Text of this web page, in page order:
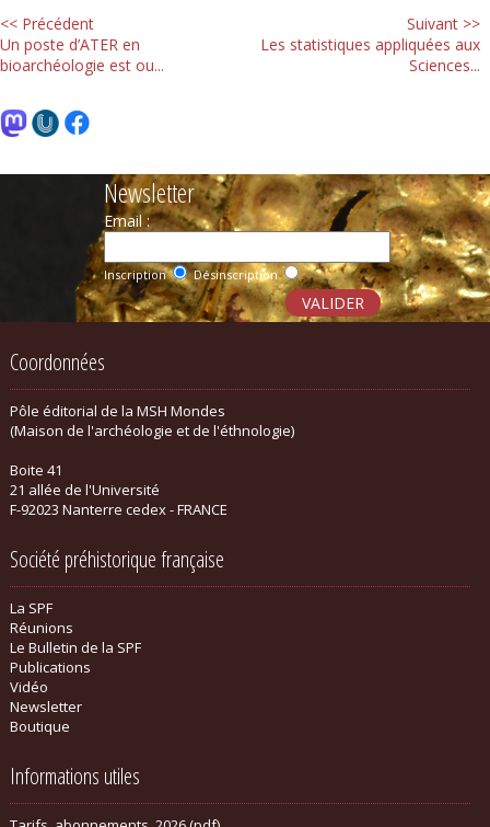
<< Précédent
Un poste d’ATER en
bioarchéologie est ou...
Suivant >>
Les statistiques appliquées aux
Sciences...
Newsletter
Email :
Inscription Désinscription
Coordonnées
Pôle éditorial de la MSH Mondes
(Maison de l'archéologie et de l'éthnologie)
Boite 41
21 allée de l'Université
F-92023 Nanterre cedex - FRANCE
Société préhistorique française
La SPF
Réunions
Le Bulletin de la SPF
Publications
Vidéo
Newsletter
Boutique
Informations utiles